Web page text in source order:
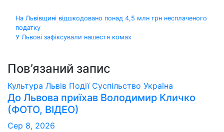
Навігація
записів
На Львівщині відшкодовано понад 4,5 млн грн несплаченого
податку
У Львові зафіксували нашестя комах
Пов’язаний запис
Культура Львів Події Суспільство Україна
До Львова приїхав Володимир Кличко
(ФОТО, ВІДЕО)
Сер 8, 2026